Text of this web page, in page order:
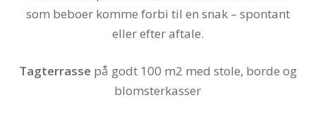
som beboer komme forbi til en snak – spontant
eller efter aftale.
Tagterrasse på godt 100 m2 med stole, borde og
blomsterkasser